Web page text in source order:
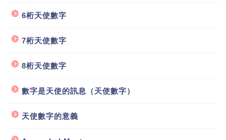
6桁天使數字
7桁天使數字
8桁天使數字
數字是天使的訊息（天使數字）
天使數字的意義